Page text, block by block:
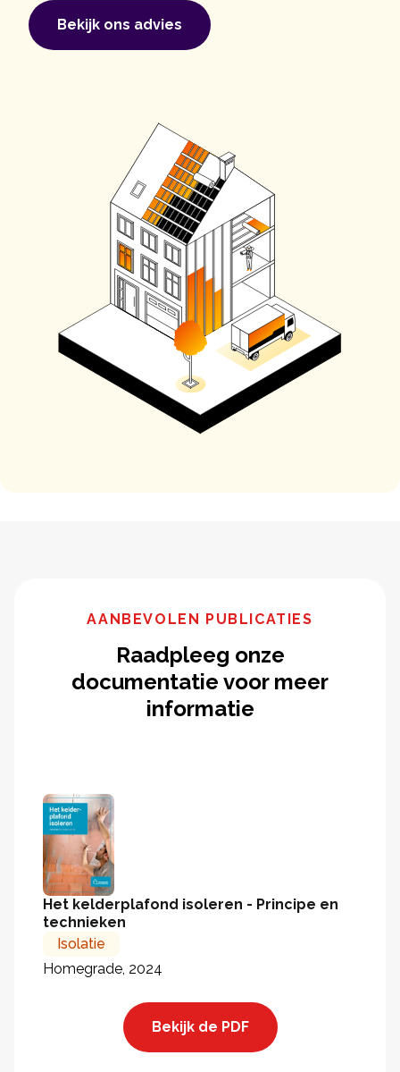
Bekijk ons ​​advies
AANBEVOLEN PUBLICATIES
Raadpleeg onze
documentatie voor meer
informatie
Het kelderplafond isoleren - Principe en
technieken
Isolatie
Homegrade, 2024
Bekijk de PDF